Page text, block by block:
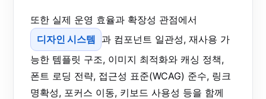
또한 실제 운영 효율과 확장성 관점에서
디자인 시스템 과 컴포넌트 일관성, 재사용 가
능한 템플릿 구조, 이미지 최적화와 캐싱 정책,
폰트 로딩 전략, 접근성 표준(WCAG) 준수, 링크
명확성, 포커스 이동, 키보드 사용성 등을 함께